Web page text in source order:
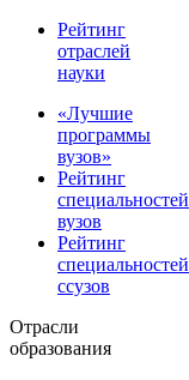
Рейтинг
отраслей
науки
«Лучшие
программы
вузов»
Рейтинг
специальностей
вузов
Рейтинг
специальностей
ссузов
Отрасли
образования